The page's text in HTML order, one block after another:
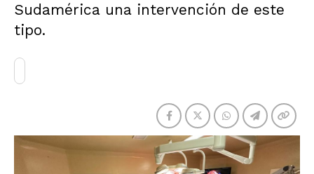
Sudamérica una intervención de este
tipo.